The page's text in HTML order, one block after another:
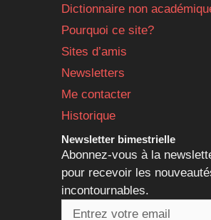
Dictionnaire non
Pourquoi ce site?
Sites d’amis
Newsletters
Me contacter
Historique
Newsletter bimestrielle
Abonnez-vous à la
pour recevoir les
incontournables.